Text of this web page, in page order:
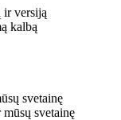
ir versiją
kalbą
svetainę
mūsų svetainę